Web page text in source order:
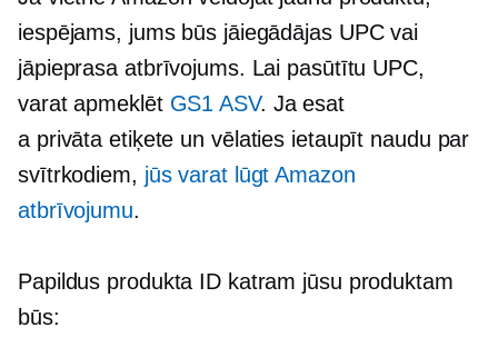
iespējams, jums būs jāiegādājas UPC vai
jāpieprasa atbrīvojums. Lai pasūtītu UPC,
varat apmeklēt GS1 ASV. Ja esat
a privāta etiķete un vēlaties ietaupīt naudu par
svītrkodiem, jūs varat lūgt Amazon
atbrīvojumu.
Papildus produkta ID katram jūsu produktam
būs: